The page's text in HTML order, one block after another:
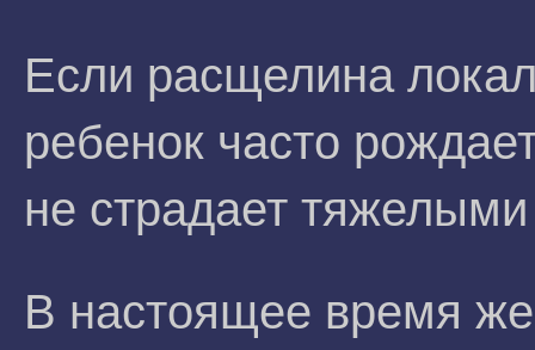
Если расщелина
ребенок часто
не страдает
В настоящее время